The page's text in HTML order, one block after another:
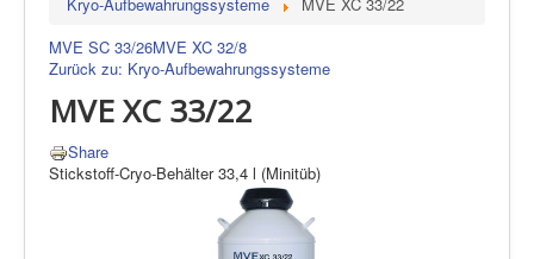
Kontakt
MVE SC 33/26MVE XC 32/8
Zurück zu: Kryo-Aufbewahrungssysteme
MVE XC 33/22
Share
Stickstoff-Cryo-Behälter 33,4 l (Minitüb)